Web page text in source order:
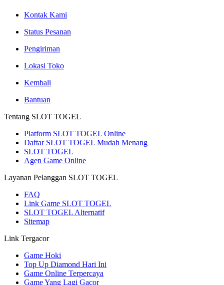
Kontak Kami
Status Pesanan
Pengiriman
Lokasi Toko
Kembali
Bantuan
Tentang SLOT TOGEL
Platform SLOT TOGEL Online
Daftar SLOT TOGEL Mudah Menang
SLOT TOGEL
Agen Game Online
Layanan Pelanggan SLOT TOGEL
FAQ
Link Game SLOT TOGEL
SLOT TOGEL Alternatif
Sitemap
Link Tergacor
Game Hoki
Top Up Diamond Hari Ini
Game Online Terpercaya
Game Yang Lagi Gacor